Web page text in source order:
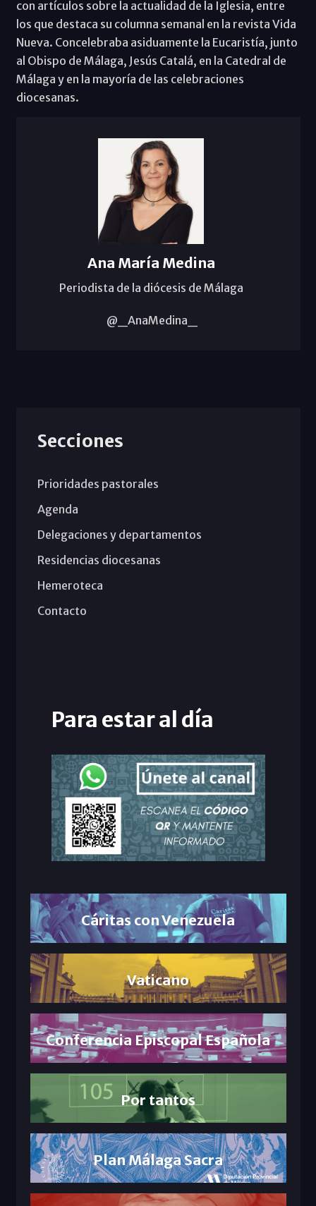
con artículos sobre la actualidad de la Iglesia, entre
los que destaca su columna semanal en la revista Vida
Nueva. Concelebraba asiduamente la Eucaristía, junto
al Obispo de Málaga, Jesús Catalá, en la Catedral de
Málaga y en la mayoría de las celebraciones
diocesanas.
Ana María Medina
Periodista de la diócesis de Málaga
@_AnaMedina_
Secciones
Prioridades pastorales
Agenda
Delegaciones y departamentos
Residencias diocesanas
Hemeroteca
Contacto
Para estar al día
Cáritas con Venezuela
Vaticano
Conferencia Episcopal Española
Por tantos
Plan Málaga Sacra